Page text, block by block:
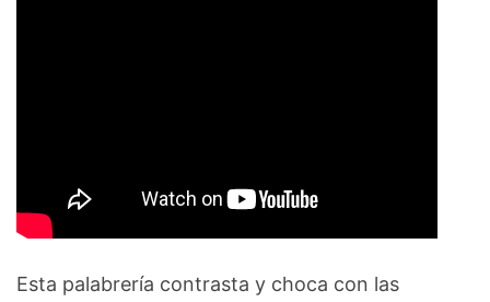
Esta palabrería contrasta y choca con las